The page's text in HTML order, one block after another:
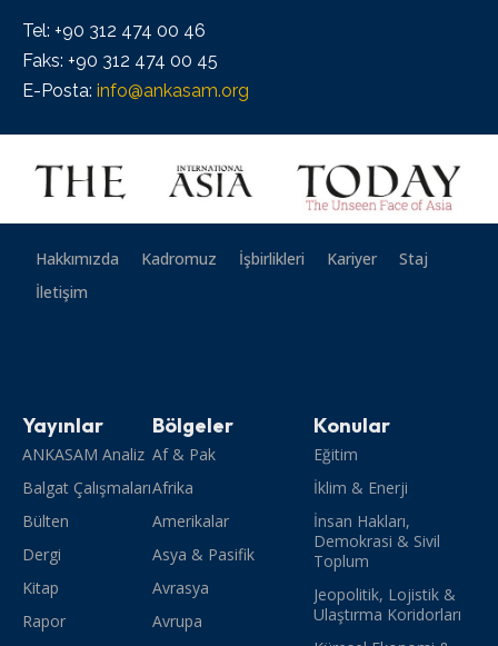
Tel: +90 312 474 00 46
Faks: +90 312 474 00 45
E-Posta: info@ankasam.org
Hakkımızda Kadromuz İşbirlikleri Kariyer
Staj
İletişim
Yayınlar
ANKASAM Analiz
Balgat Çalışmaları
Bülten
Dergi
Kitap
Rapor
Bölgeler
Af & Pak
Afrika
Amerikalar
Asya & Pasifik
Avrasya
Avrupa
Konular
Eğitim
İklim & Enerji
İnsan Hakları,
Demokrasi & Sivil
Toplum
Jeopolitik, Lojistik &
Ulaştırma Koridorları